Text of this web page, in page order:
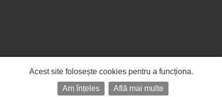
Acest site folosește cookies pentru a funcționa.
Am înțeles
Află mai multe